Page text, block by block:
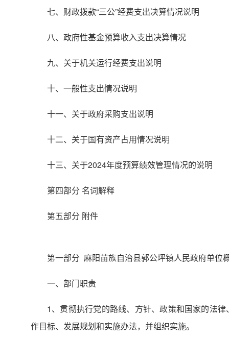
七、财政拨款“三公”经费支出决算情况说明
八、政府性基金预算收入支出决算情况
九、关于机关运行经费支出说明
十、一般性支出情况说明
十一、关于政府采购支出说明
十二、关于国有资产占用情况说明
十三、关于2024年度预算绩效管理情况的说明
第四部分 名词解释
第五部分 附件
第一部分 麻阳苗族自治县郭公坪镇人民政府单位
一、部门职责
1、贯彻执行党的路线、方针、政策和国家的法
作目标、发展规划和实施办法，并组织实施。